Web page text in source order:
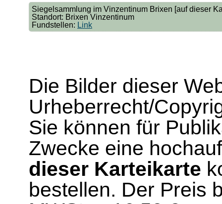
Siegelsammlung im Vinzentinum Brixen [auf dieser
Standort: Brixen Vinzentinum
Fundstellen: Link
Die Bilder dieser
Urheberrecht/
Sie können für
Zwecke eine
dieser Karteikarte
bestellen. Der Preis